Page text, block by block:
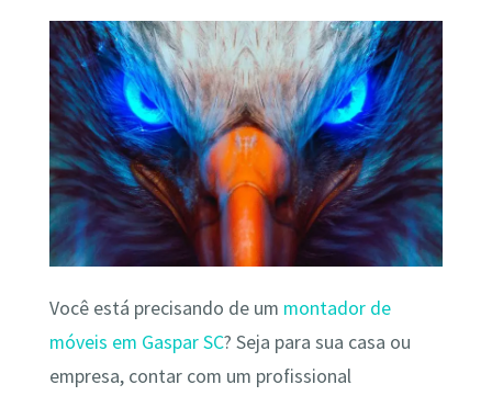
Você está precisando de um montador de
móveis em Gaspar SC? Seja para sua casa ou
empresa, contar com um profissional